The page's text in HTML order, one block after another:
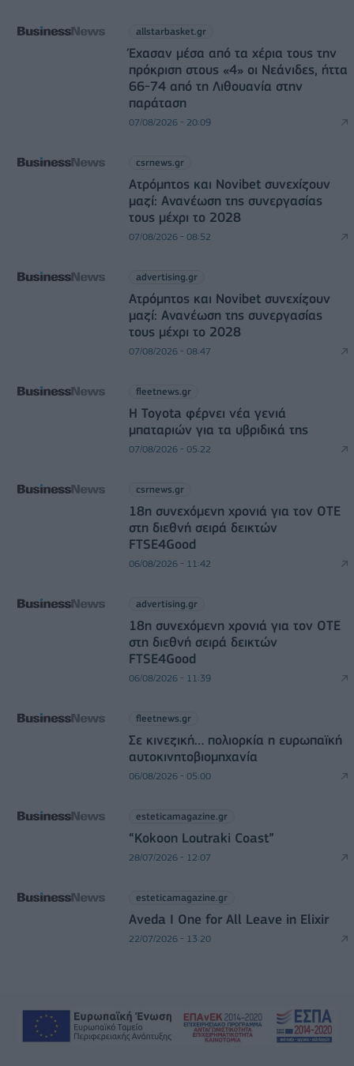
allstarbasket.gr
Έχασαν μέσα από τα χέρια τους την
πρόκριση στους «4» οι Νεάνιδες, ήττα
66-74 από τη Λιθουανία στην
παράταση
07/08/2026 - 20:09
csrnews.gr
Ατρόμητος και Novibet συνεχίζουν
μαζί: Ανανέωση της συνεργασίας
τους μέχρι το 2028
07/08/2026 - 08:52
advertising.gr
Ατρόμητος και Novibet συνεχίζουν
μαζί: Ανανέωση της συνεργασίας
τους μέχρι το 2028
07/08/2026 - 08:47
fleetnews.gr
Η Toyota φέρνει νέα γενιά
μπαταριών για τα υβριδικά της
07/08/2026 - 05:22
csrnews.gr
18η συνεχόμενη χρονιά για τον ΟΤΕ
στη διεθνή σειρά δεικτών
FTSE4Good
06/08/2026 - 11:42
advertising.gr
18η συνεχόμενη χρονιά για τον ΟΤΕ
στη διεθνή σειρά δεικτών
FTSE4Good
06/08/2026 - 11:39
fleetnews.gr
Σε κινεζική… πολιορκία η ευρωπαϊκή
αυτοκινητοβιομηχανία
06/08/2026 - 05:00
esteticamagazine.gr
“Kokoon Loutraki Coast”
28/07/2026 - 12:07
esteticamagazine.gr
Aveda I One for All Leave in Elixir
22/07/2026 - 13:20